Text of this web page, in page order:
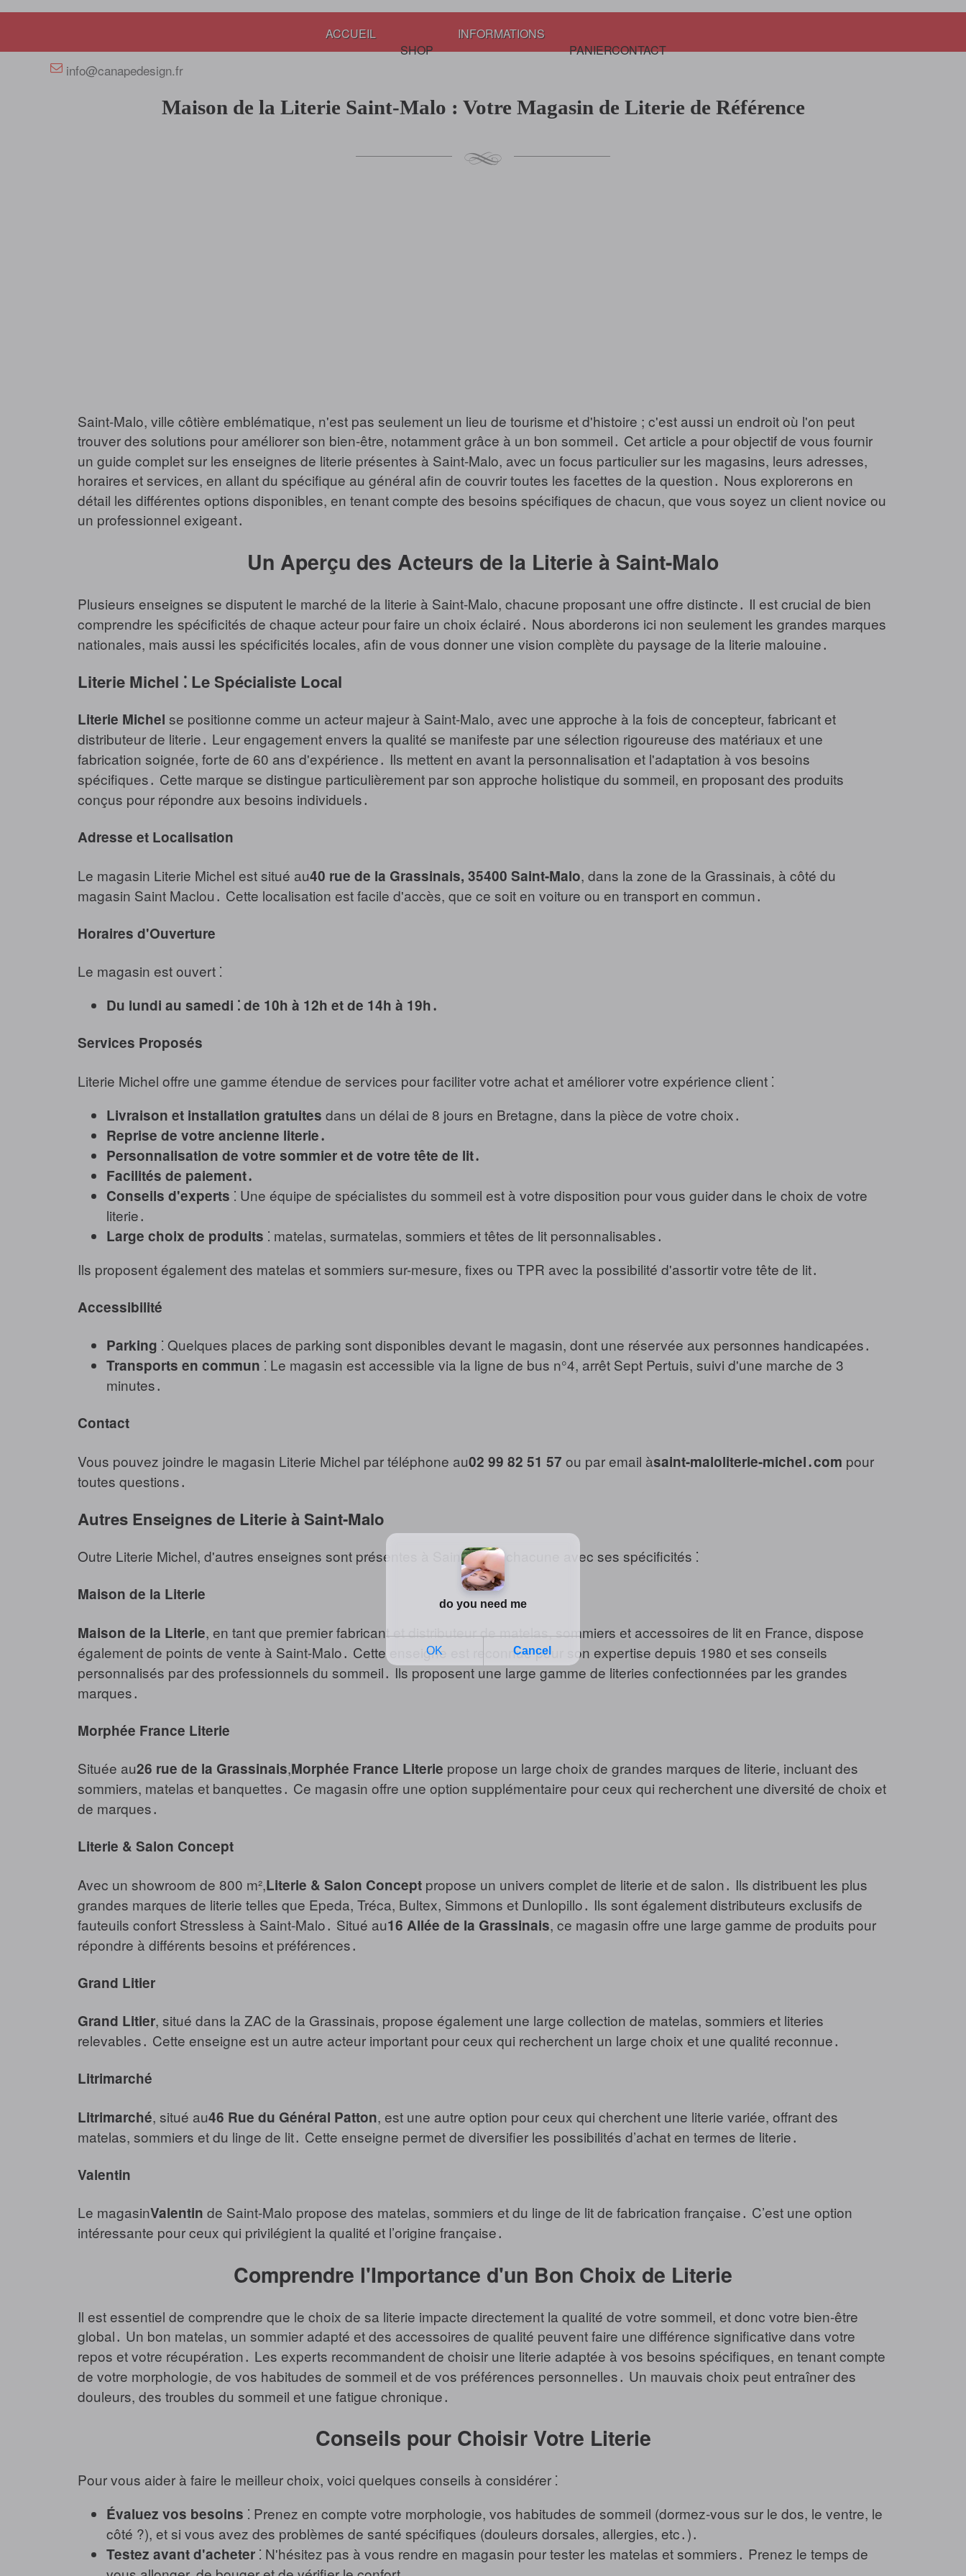
info@canapedesign.fr
ACCUEIL
SHOP
INFORMATIONS
PANIERCONTACT
Maison de la Literie Saint-Malo : Votre Magasin de Literie de Référence
Saint-Malo, ville côtière emblématique, n'est pas seulement un lieu de tourisme et d'histoire ; c'est aussi un endroit où l'on peut
trouver des solutions pour améliorer son bien-être, notamment grâce à un bon sommeil․ Cet article a pour objectif de vous fournir
un guide complet sur les enseignes de literie présentes à Saint-Malo, avec un focus particulier sur les magasins, leurs adresses,
horaires et services, en allant du spécifique au général afin de couvrir toutes les facettes de la question․ Nous explorerons en
détail les différentes options disponibles, en tenant compte des besoins spécifiques de chacun, que vous soyez un client novice ou
un professionnel exigeant․
Un Aperçu des Acteurs de la Literie à Saint-Malo
Plusieurs enseignes se disputent le marché de la literie à Saint-Malo, chacune proposant une offre distincte․ Il est crucial de bien
comprendre les spécificités de chaque acteur pour faire un choix éclairé․ Nous aborderons ici non seulement les grandes marques
nationales, mais aussi les spécificités locales, afin de vous donner une vision complète du paysage de la literie malouine․
Literie Michel ⁚ Le Spécialiste Local
Literie Michel se positionne comme un acteur majeur à Saint-Malo, avec une approche à la fois de concepteur, fabricant et
distributeur de literie․ Leur engagement envers la qualité se manifeste par une sélection rigoureuse des matériaux et une
fabrication soignée, forte de 60 ans d'expérience․ Ils mettent en avant la personnalisation et l'adaptation à vos besoins
spécifiques․ Cette marque se distingue particulièrement par son approche holistique du sommeil, en proposant des produits
conçus pour répondre aux besoins individuels․
Adresse et Localisation
Le magasin Literie Michel est situé au40 rue de la Grassinais, 35400 Saint-Malo, dans la zone de la Grassinais, à côté du
magasin Saint Maclou․ Cette localisation est facile d'accès, que ce soit en voiture ou en transport en commun․
Horaires d'Ouverture
Le magasin est ouvert ⁚
Du lundi au samedi ⁚ de 10h à 12h et de 14h à 19h․
Services Proposés
Literie Michel offre une gamme étendue de services pour faciliter votre achat et améliorer votre expérience client ⁚
Livraison et installation gratuites dans un délai de 8 jours en Bretagne, dans la pièce de votre choix․
Reprise de votre ancienne literie․
Personnalisation de votre sommier et de votre tête de lit․
Facilités de paiement․
Conseils d'experts ⁚ Une équipe de spécialistes du sommeil est à votre disposition pour vous guider dans le choix de votre
literie․
Large choix de produits ⁚ matelas, surmatelas, sommiers et têtes de lit personnalisables․
Ils proposent également des matelas et sommiers sur-mesure, fixes ou TPR avec la possibilité d'assortir votre tête de lit․
Accessibilité
Parking ⁚ Quelques places de parking sont disponibles devant le magasin, dont une réservée aux personnes handicapées․
Transports en commun ⁚ Le magasin est accessible via la ligne de bus n°4, arrêt Sept Pertuis, suivi d'une marche de 3
minutes․
Contact
Vous pouvez joindre le magasin Literie Michel par téléphone au02 99 82 51 57 ou par email àsaint-maloliterie-michel․com pour
toutes questions․
Autres Enseignes de Literie à Saint-Malo
Outre Literie Michel, d'autres enseignes sont présentes à Saint-Malo, chacune avec ses spécificités ⁚
Maison de la Literie
Maison de la Literie, en tant que premier fabricant et distributeur de matelas, sommiers et accessoires de lit en France, dispose
également de points de vente à Saint-Malo․ Cette enseigne est reconnue pour son expertise depuis 1980 et ses conseils
personnalisés par des professionnels du sommeil․ Ils proposent une large gamme de literies confectionnées par les grandes
marques․
Morphée France Literie
Située au26 rue de la Grassinais,Morphée France Literie propose un large choix de grandes marques de literie, incluant des
sommiers, matelas et banquettes․ Ce magasin offre une option supplémentaire pour ceux qui recherchent une diversité de choix et
de marques․
Literie & Salon Concept
Avec un showroom de 800 m²,Literie & Salon Conceptpropose un univers complet de literie et de salon․ Ils distribuent les plus
grandes marques de literie telles que Epeda, Tréca, Bultex, Simmons et Dunlopillo․ Ils sont également distributeurs exclusifs de
fauteuils confort Stressless à Saint-Malo․ Situé au16 Allée de la Grassinais, ce magasin offre une large gamme de produits pour
répondre à différents besoins et préférences․
Grand Litier
Grand Litier, situé dans la ZAC de la Grassinais, propose également une large collection de matelas, sommiers et literies
relevables․ Cette enseigne est un autre acteur important pour ceux qui recherchent un large choix et une qualité reconnue․
Litrimarché
Litrimarché, situé au46 Rue du Général Patton, est une autre option pour ceux qui cherchent une literie variée, offrant des
matelas, sommiers et du linge de lit․ Cette enseigne permet de diversifier les possibilités d’achat en termes de literie․
Valentin
Le magasinValentin de Saint-Malo propose des matelas, sommiers et du linge de lit de fabrication française․ C’est une option
intéressante pour ceux qui privilégient la qualité et l’origine française․
Comprendre l'Importance d'un Bon Choix de Literie
Il est essentiel de comprendre que le choix de sa literie impacte directement la qualité de votre sommeil, et donc votre bien-être
global․ Un bon matelas, un sommier adapté et des accessoires de qualité peuvent faire une différence significative dans votre
repos et votre récupération․ Les experts recommandent de choisir une literie adaptée à vos besoins spécifiques, en tenant compte
de votre morphologie, de vos habitudes de sommeil et de vos préférences personnelles․ Un mauvais choix peut entraîner des
douleurs, des troubles du sommeil et une fatigue chronique․
Conseils pour Choisir Votre Literie
Pour vous aider à faire le meilleur choix, voici quelques conseils à considérer ⁚
Évaluez vos besoins ⁚ Prenez en compte votre morphologie, vos habitudes de sommeil (dormez-vous sur le dos, le ventre, le
côté ?), et si vous avez des problèmes de santé spécifiques (douleurs dorsales, allergies, etc․)․
Testez avant d'acheter⁚ N'hésitez pas à vous rendre en magasin pour tester les matelas et sommiers․ Prenez le temps de